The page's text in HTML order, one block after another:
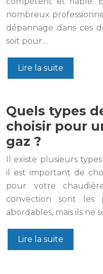
nombreux
dépannage dans ces
soit pour…
Lire la suite
Quels types
choisir pour
gaz ?
Il existe plusieurs
il est important de
pour votre
convection sont
abordables, mais ils ne
Lire la suite